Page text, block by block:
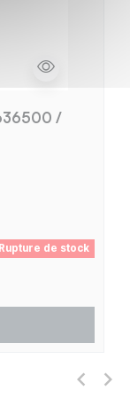
/
Rupture de stock